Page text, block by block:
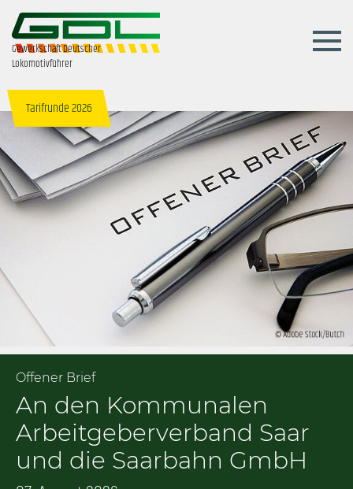
Gewerkschaft Deutscher
Lokomotivführer
Tarifrunde 2026
Offener Brief
An den Kommunalen
Arbeitgeberverband Saar
und die Saarbahn GmbH